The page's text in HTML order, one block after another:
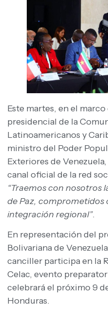
Este martes, en el
presidencial de la
Latinoamericanos y
ministro del Poder
Exteriores de Venezuela,
canal oficial de la red
“Traemos con nosotros
de Paz, comprometidos
integración regional”.
En representación del
Bolivariana de
canciller participa en la
Celac, evento
celebrará el próximo 9
Honduras.